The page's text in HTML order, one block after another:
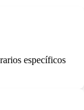
específicos